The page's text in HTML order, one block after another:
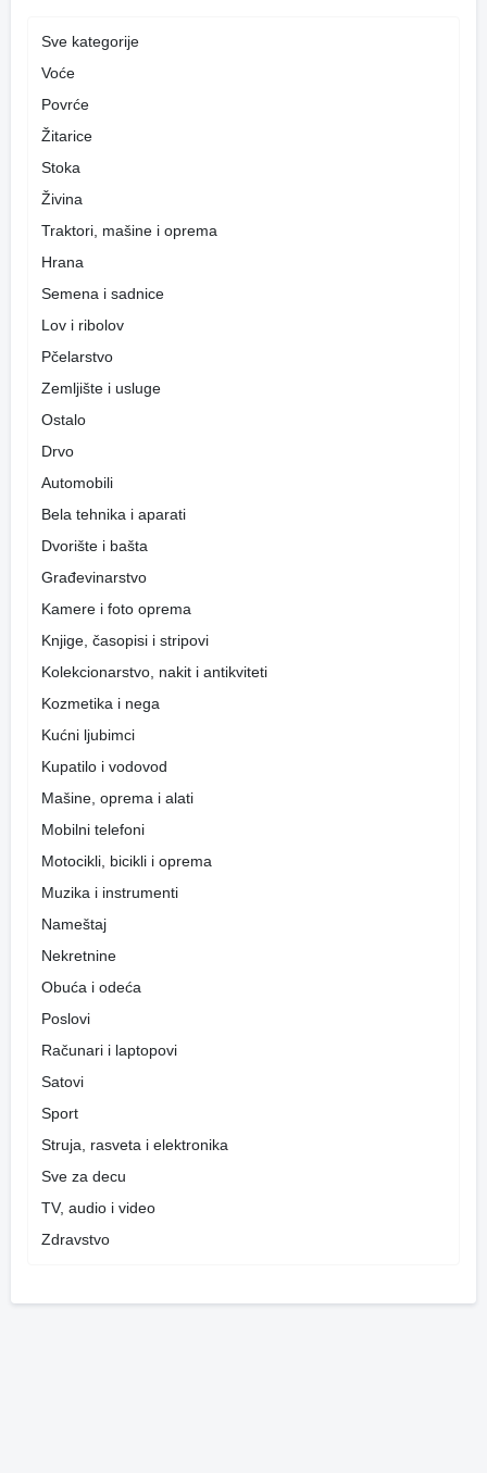
Sve kategorije
Voće
Povrće
Žitarice
Stoka
Živina
Traktori, mašine i oprema
Hrana
Semena i sadnice
Lov i ribolov
Pčelarstvo
Zemljište i usluge
Ostalo
Drvo
Automobili
Bela tehnika i aparati
Dvorište i bašta
Građevinarstvo
Kamere i foto oprema
Knjige, časopisi i stripovi
Kolekcionarstvo, nakit i antikviteti
Kozmetika i nega
Kućni ljubimci
Kupatilo i vodovod
Mašine, oprema i alati
Mobilni telefoni
Motocikli, bicikli i oprema
Muzika i instrumenti
Nameštaj
Nekretnine
Obuća i odeća
Poslovi
Računari i laptopovi
Satovi
Sport
Struja, rasveta i elektronika
Sve za decu
TV, audio i video
Zdravstvo